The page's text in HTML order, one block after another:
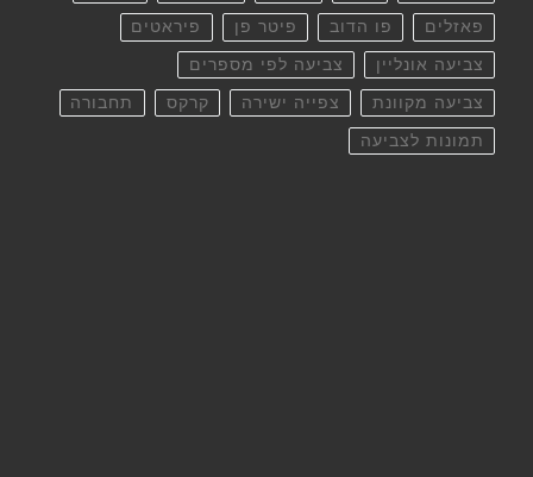
פאזלים פו הדוב פיטר פן פיראטים
צביעה אונליין צביעה לפי מספרים
צביעה מקוונת צפייה ישירה קרקס תחבורה
תמונות לצביעה